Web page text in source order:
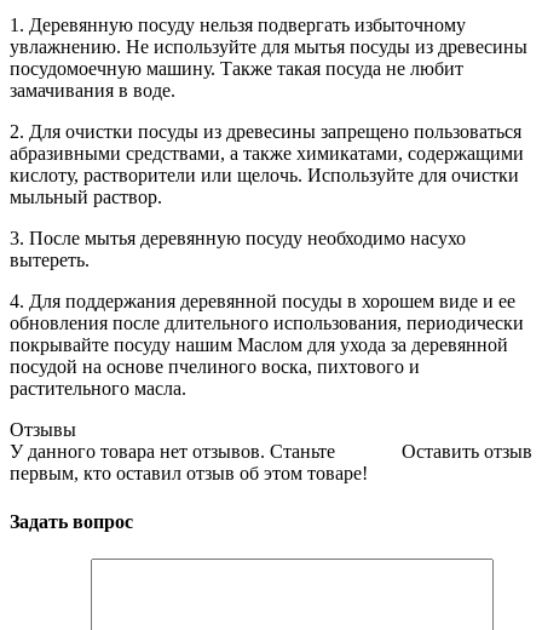
1. Деревянную посуду нельзя подвергать избыточному
увлажнению. Не используйте для мытья посуды из древесины
посудомоечную машину. Также такая посуда не любит
замачивания в воде.
2. Для очистки посуды из древесины запрещено пользоваться
абразивными средствами, а также химикатами, содержащими
кислоту, растворители или щелочь. Используйте для очистки
мыльный раствор.
3. После мытья деревянную посуду необходимо насухо
вытереть.
4. Для поддержания деревянной посуды в хорошем виде и ее
обновления после длительного использования, периодически
покрывайте посуду нашим Маслом для ухода за деревянной
посудой на основе пчелиного воска, пихтового и
растительного масла.
Отзывы
Оставить отзыв
У данного товара нет отзывов. Станьте
первым, кто оставил отзыв об этом товаре!
Задать вопрос